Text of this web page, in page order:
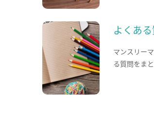
よくあ
マンスリー
る質問をま